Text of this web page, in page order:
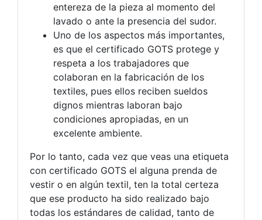
entereza de la pieza al momento del
lavado o ante la presencia del sudor.
Uno de los aspectos más importantes,
es que el certificado GOTS protege y
respeta a los trabajadores que
colaboran en la fabricación de los
textiles, pues ellos reciben sueldos
dignos mientras laboran bajo
condiciones apropiadas, en un
excelente ambiente.
Por lo tanto, cada vez que veas una etiqueta
con certificado GOTS el alguna prenda de
vestir o en algún textil, ten la total certeza
que ese producto ha sido realizado bajo
todas los estándares de calidad, tanto de